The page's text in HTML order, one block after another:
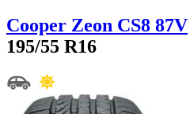
Cooper Zeon CS8 87V
195/55 R16